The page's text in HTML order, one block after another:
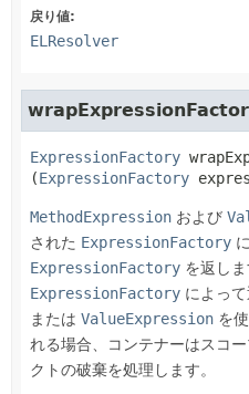
戻り値:
ELResolver
ExpressionFactory
(ExpressionFactory
MethodExpression および
された ExpressionFactory
ExpressionFactory を返し
ExpressionFactory によっ
または ValueExpression を
れる場合、コンテナーはスコ
クトの破棄を処理します。